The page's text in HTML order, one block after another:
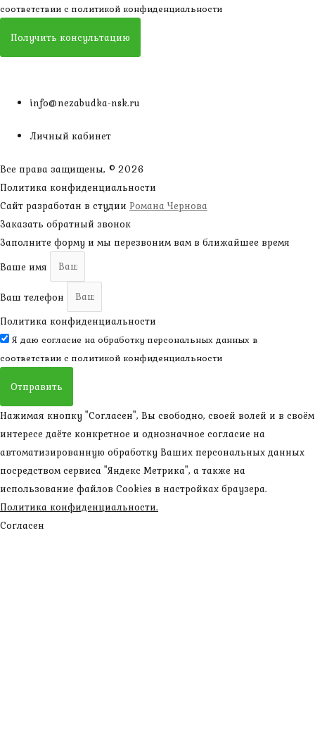
соответствии с политикой конфиденциальности
Получить консультацию
info@nezabudka-nsk.ru
Личный кабинет
Все права защищены, © 2026
Политика конфиденциальности
Сайт разработан в студии Романа Чернова
Заказать обратный звонок
Заполните форму и мы перезвоним вам в ближайшее время
Ваше имя
Ваш телефон
Политика конфиденциальности
Я даю согласие на обработку персональных данных в
соответствии с политикой конфиденциальности
Отправить
Нажимая кнопку "Согласен", Вы свободно, своей волей и в своём
интересе даёте конкретное и однозначное согласие на
автоматизированную обработку Ваших персональных данных
посредством сервиса "Яндекс Метрика", а также на
использование файлов Cookies в настройках браузера.
Политика конфиденциальности.
Согласен